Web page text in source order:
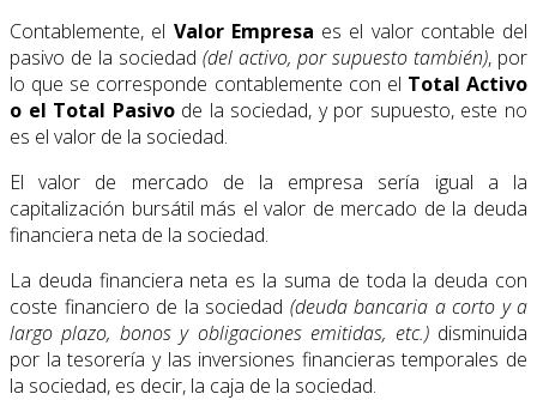
Contablemente, el Valor Empresa es el valor contable del
pasivo de la sociedad (del activo, por supuesto también), por
lo que se corresponde contablemente con el Total Activo
o el Total Pasivode la sociedad, y por supuesto, este no
es el valor de la sociedad.
El valor de mercado de la empresa sería igual a la
capitalización bursátil más el valor de mercado de la deuda
financiera neta de la sociedad.
La deuda financiera neta es la suma de toda la deuda con
coste financiero de la sociedad (deuda bancaria a corto y a
largo plazo, bonos y obligaciones emitidas, etc.)disminuida
por la tesorería y las inversiones financieras temporales de
la sociedad, es decir, la caja de la sociedad.